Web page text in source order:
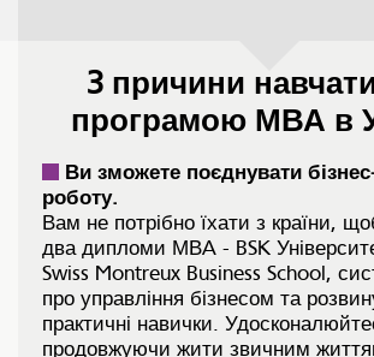
3 причини
програмою МВА в
Ви зможете поєднувати
роботу.
Вам не потрібно їхати з країни,
два дипломи МВA - BSK
Swiss Montreux Business School,
про управління бізнесом та
практичні навички.
продовжуючи жити звичним